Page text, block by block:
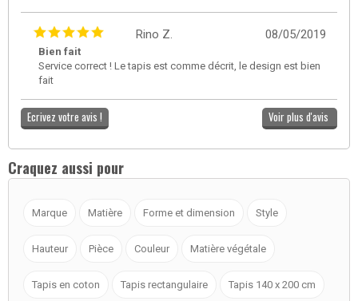
08/05/2019
Rino Z.
Bien fait
Service correct ! Le tapis est comme décrit, le design est bien
fait
Ecrivez votre avis ! Voir plus d'avis
Craquez aussi pour
Marque Matière Forme et dimension Style
Hauteur Pièce Couleur Matière végétale
Tapis en coton Tapis rectangulaire Tapis 140 x 200 cm